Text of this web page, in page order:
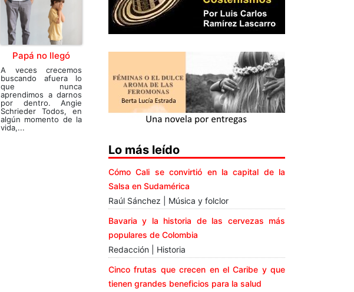
Papá no llegó
A veces crecemos
buscando afuera lo
que nunca
aprendimos a darnos
por dentro. Angie
Schrieder Todos, en
algún momento de la
vida,...
Lo más leído
Cómo Cali se convirtió en la capital de la
Salsa en Sudamérica
Raúl Sánchez | Música y folclor
Bavaria y la historia de las cervezas más
populares de Colombia
Redacción | Historia
Cinco frutas que crecen en el Caribe y que
tienen grandes beneficios para la salud